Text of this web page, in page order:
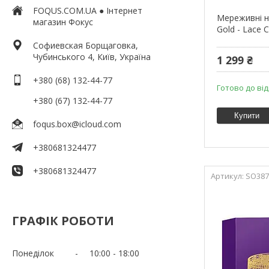
FOQUS.COM.UA ● Інтернет
магазин Фокус
Софиевская Борщаговка,
Чубинського 4, Київ, Україна
+380 (68) 132-44-77
+380 (67) 132-44-77
foqus.box@icloud.com
+380681324477
+380681324477
ГРАФІК РОБОТИ
Понеділок 10:00
18:00
Мереживні
Gold - Lace
1 299 ₴
Готово до
Купити